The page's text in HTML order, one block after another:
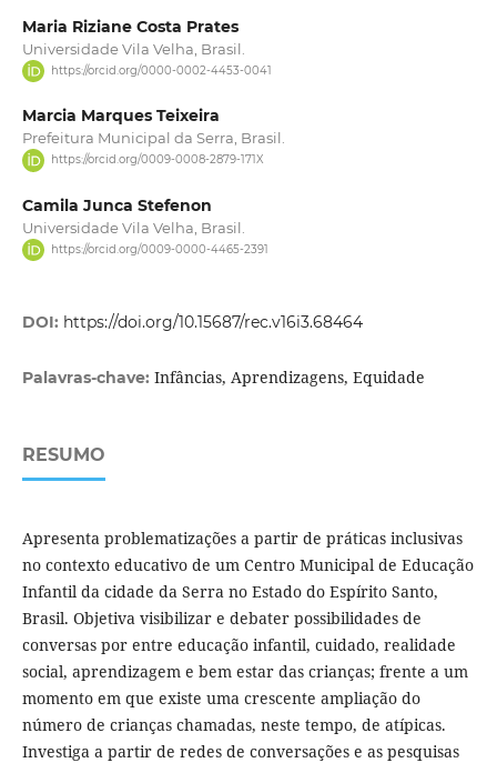
Maria Riziane Costa Prates
Universidade Vila Velha, Brasil.
https://orcid.org/0000-0002-4453-0041
Marcia Marques Teixeira
Prefeitura Municipal da Serra, Brasil.
https://orcid.org/0009-0008-2879-171X
Camila Junca Stefenon
Universidade Vila Velha, Brasil.
https://orcid.org/0009-0000-4465-2391
DOI: https://doi.org/10.15687/rec.v16i3.68464
Palavras-chave: Infâncias, Aprendizagens, Equidade
RESUMO
Apresenta problematizações a partir de práticas inclusivas
no contexto educativo de um Centro Municipal de Educação
Infantil da cidade da Serra no Estado do Espírito Santo,
Brasil. Objetiva visibilizar e debater possibilidades de
conversas por entre educação infantil, cuidado, realidade
social, aprendizagem e bem estar das crianças; frente a um
momento em que existe uma crescente ampliação do
número de crianças chamadas, neste tempo, de atípicas.
Investiga a partir de redes de conversações e as pesquisas